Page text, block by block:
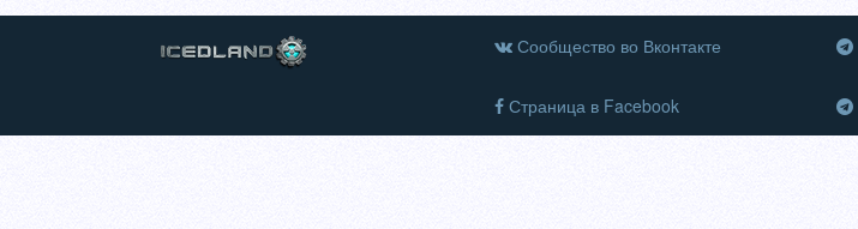
Сообщество во Вконтакте
Страница в Facebook